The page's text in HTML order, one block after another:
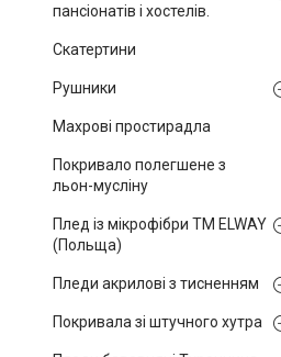
пансіонатів і хостелів.
Скатертини
Рушники
Махрові простирадла
Покривало полегшене з
льон-мусліну
Плед із мікрофібри ТМ ELWAY
(Польща)
Пледи акрилові з тисненням
Покривала зі штучного хутра